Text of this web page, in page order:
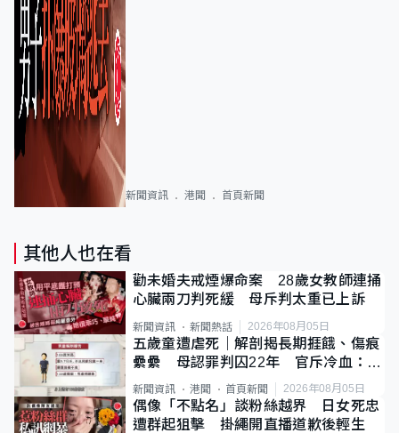
新聞資訊 港聞 首頁新聞
其他人也在看
勸未婚夫戒煙爆命案 28歲女教師連捅
心臟兩刀判死緩 母斥判太重已上訴
新聞資訊 新聞熱話 2026年08月05日
五歲童遭虐死｜解剖揭長期捱餓、傷痕
纍纍 母認罪判囚22年 官斥冷血：同
類案最惡劣
新聞資訊 港聞 首頁新聞 2026年08月05日
偶像「不點名」談粉絲越界 日女死忠
遭群起狙擊 掛繩開直播道歉後輕生